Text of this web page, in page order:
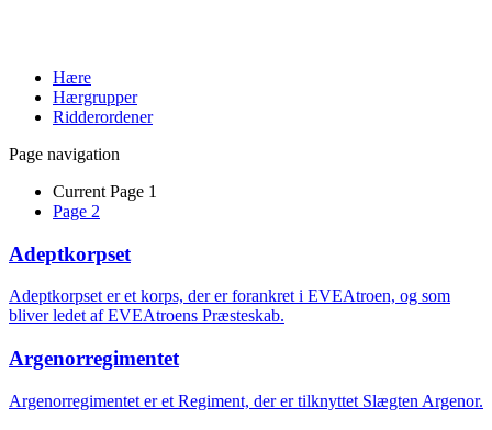
Hære
Hærgrupper
Ridderordener
Page navigation
Current Page 1
Page 2
Adeptkorpset
Adeptkorpset er et korps, der er forankret i EVEAtroen, og som
bliver ledet af EVEAtroens Præsteskab.
Argenorregimentet
Argenorregimentet er et Regiment, der er tilknyttet Slægten Argenor.